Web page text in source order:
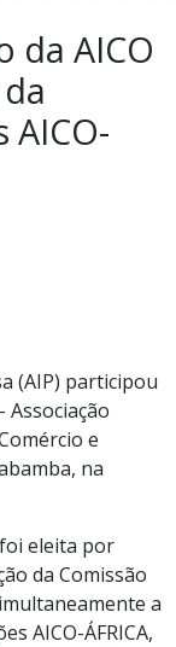
da AICO
AICO-
(AIP) participou
Associação
e
na
eleita por
da Comissão
a
AICO-ÁFRICA,